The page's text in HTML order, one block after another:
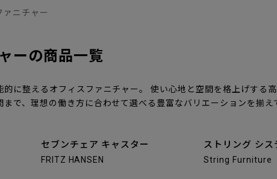
ァニチャー
ーの商品一覧
的に整えるオフィスファニチャー。 使い心地と空間を格上げする
で、理想の働き方に合わせて選べる豊富なバリエーションを揃え
セブンチェア キャスター
FRITZ HANSEN
ストリング シス
String Furniture